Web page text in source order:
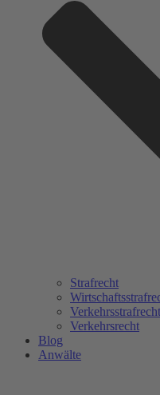
Strafrecht
Verkehrsstrafrecht
Verkehrsrecht
Blog
Anwälte